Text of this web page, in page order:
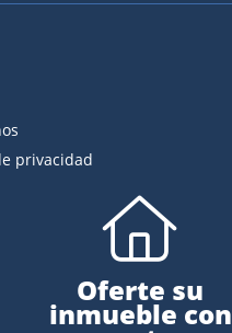
privacidad
Oferte su
inmueble con